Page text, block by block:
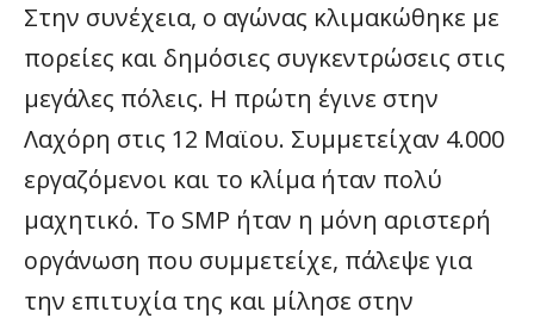
Στην συνέχεια, ο αγώνας κλιμακώθηκε με
πορείες και δημόσιες συγκεντρώσεις στις
μεγάλες πόλεις. Η πρώτη έγινε στην
Λαχόρη στις 12 Μαϊου. Συμμετείχαν 4.000
εργαζόμενοι και το κλίμα ήταν πολύ
μαχητικό. Το SMP ήταν η μόνη αριστερή
οργάνωση που συμμετείχε, πάλεψε για
την επιτυχία της και μίλησε στην